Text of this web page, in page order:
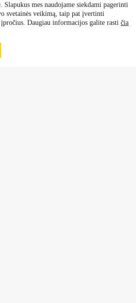
mes naudojame siekdami pagerinti
svetainės veikimą, taip pat įvertinti
Daugiau informacijos galite rasti čia